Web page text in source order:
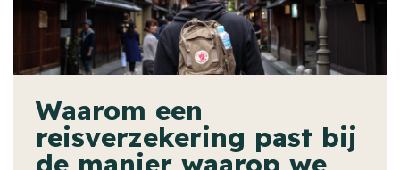
Waarom een
reisverzekering past bij